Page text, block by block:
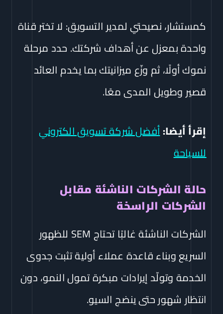
كمستشار، نصيحتي لمدير التسويق: لا تختر قناة
واحدة بمعزل عن أهداف شركتك. حدد مرحلة
نموك أولًا، ثم وزّع ميزانيتك بما يخدم العائد
قصير وطويل المدى معًا.
إقرأ أيضا:أفضل شركة تسويق الكتروني
للسياحة
حالة الشركات الناشئة مقابل
الشركات الراسخة
الشركات الناشئة غالبًا تحتاج SEM للظهور
السريع وبناء قاعدة عملاء أولية تثبت جدوى
الخدمة وتولّد إيرادات مبكرة تمول النمو، دون
انتظار شهور حتى ينضج السيو.